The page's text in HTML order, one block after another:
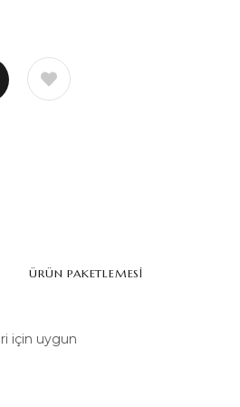
için uygun
ÜRÜN PAKETLEMESI